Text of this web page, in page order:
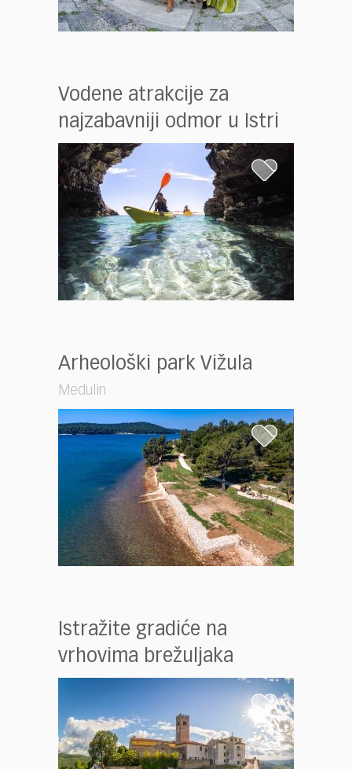
Vodene atrakcije za
najzabavniji odmor u Istri
Arheološki park Vižula
Medulin
Istražite gradiće na
vrhovima brežuljaka